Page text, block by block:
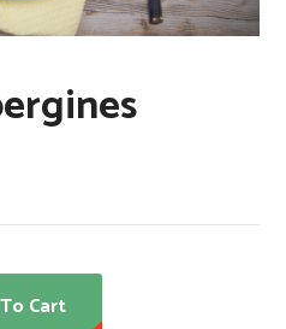
Cart